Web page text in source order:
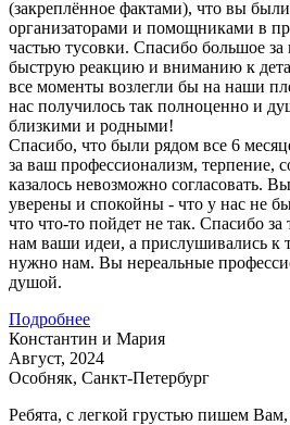
(закреплённое фактами), что вы
организаторами и помощниками в
частью тусовки. Спасибо большое за
быструю реакцию и вниманию к
все моменты возлегли бы на наши
нас получилось так полноценно и
близкими и родными!
Спасибо, что были рядом все 6
за ваш профессионализм, терпение,
казалось невозможно согласовать.
уверены и спокойны - что у нас не
что что-то пойдет не так. Спасибо за
нам ваши идеи, а прислушивались к
нужно нам. Вы нереальные
душой.
Подробнее
Константин и Мария
Август, 2024
Особняк, Санкт-Петербург
Ребята, с легкой грустью пишем